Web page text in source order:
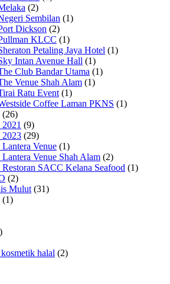
(2)
Sembilan (1)
Dickson (2)
KLCC (1)
Petaling Jaya Hotel (1)
Intan Avenue Hall (1)
Club Bandar Utama (1)
Venue Shah Alam (1)
Ratu Event (1)
Coffee Laman PKNS (1)
(26)
(9)
2023 (29)
Venue (1)
Venue Shah Alam (2)
SACC Kelana Seafood (1)
(2)
Mulut (31)
(1)
halal (2)